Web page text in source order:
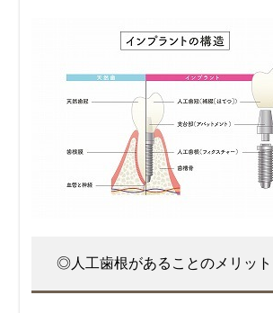
◎人工歯根があることのメリット